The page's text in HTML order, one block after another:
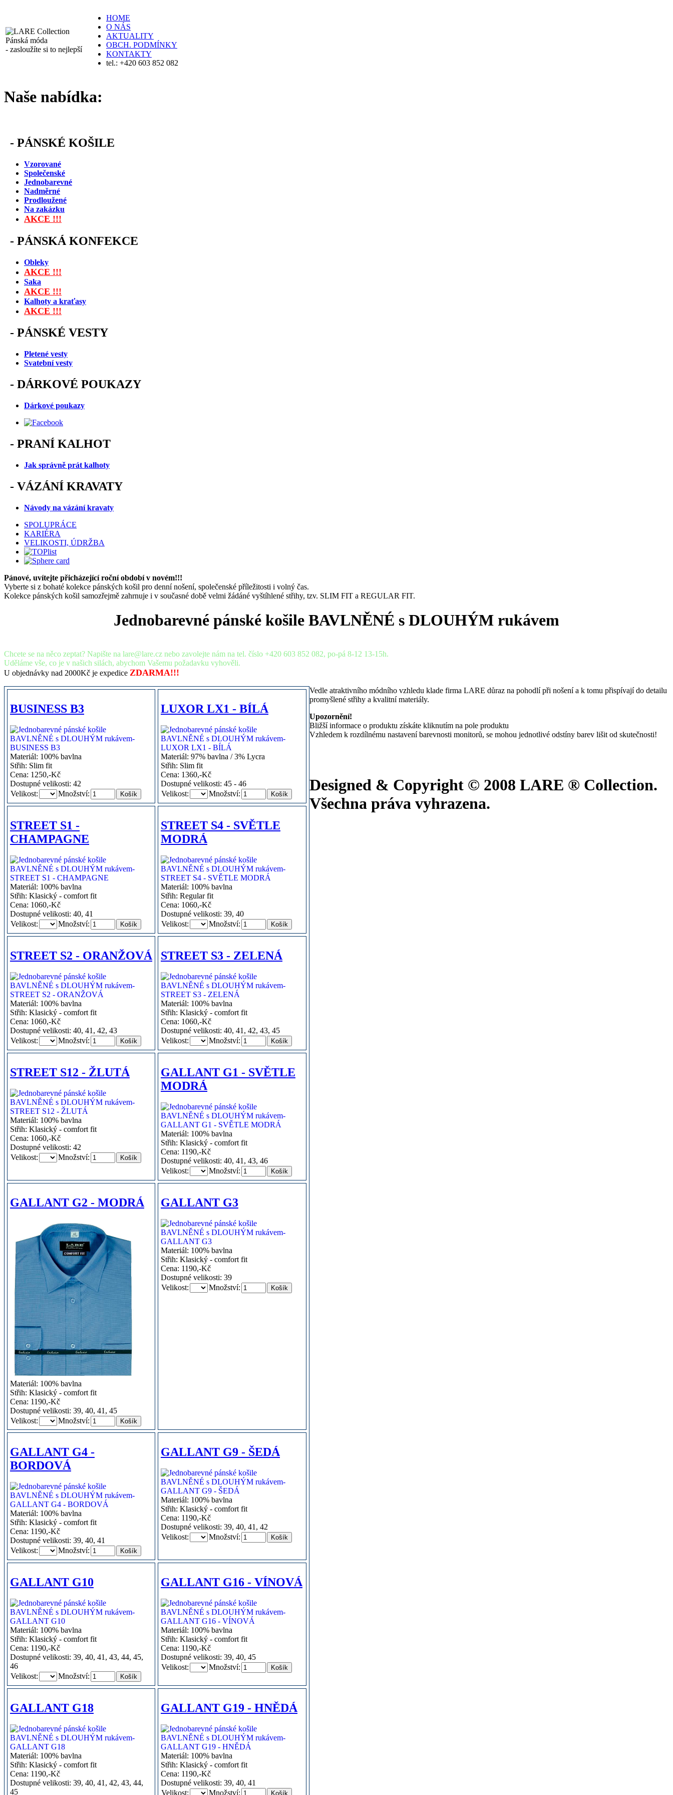
Pánská móda
- zasloužíte si to nejlepší
HOME
O NÁS
AKTUALITY
OBCH. PODMÍNKY
KONTAKTY
tel.: +420 603 852 082
Naše nabídka:
- PÁNSKÉ KOŠILE
Vzorované
Společenské
Jednobarevné
Nadměrné
Prodloužené
Na zakázku
AKCE !!!
- PÁNSKÁ KONFEKCE
Obleky
AKCE !!!
Saka
AKCE !!!
Kalhoty a kraťasy
AKCE !!!
- PÁNSKÉ VESTY
Pletené vesty
Svatební vesty
- DÁRKOVÉ POUKAZY
Dárkové poukazy
- PRANÍ KALHOT
Jak správně prát kalhoty
- VÁZÁNÍ KRAVATY
Návody na vázání kravaty
SPOLUPRÁCE
KARIÉRA
VELIKOSTI, ÚDRŽBA
Pánové, uvítejte přicházející roční období v novém!!!
Vyberte si z bohaté kolekce pánských košil pro denní nošení, společenské příležitosti i volný čas.
Kolekce pánských košil samozřejmě zahrnuje i v současné době velmi žádáné vyštíhlené střihy, tzv. SLIM FIT a REGULAR FIT.
Jednobarevné pánské košile BAVLNĚNÉ s DLOUHÝM rukávem
Chcete se na něco zeptat? Napište na lare@lare.cz nebo zavolejte nám na tel. číslo +420 603 852 082, po-pá 8-12 13-15h.
Uděláme vše, co je v našich silách, abychom Vašemu požadavku vyhověli.
U objednávky nad 2000Kč je expedice ZDARMA!!!
BUSINESS B3
Materiál: 100% bavlna
Střih: Slim fit
Cena: 1250,-Kč
Dostupné velikosti: 42
Velikost:
Množství:
LUXOR LX1 - BÍLÁ
Materiál: 97% bavlna / 3% Lycra
Střih: Slim fit
Cena: 1360,-Kč
Dostupné velikosti: 45 - 46
Velikost:
Množství:
STREET S1 -
CHAMPAGNE
Materiál: 100% bavlna
Střih: Klasický - comfort fit
Cena: 1060,-Kč
Dostupné velikosti: 40, 41
Velikost:
Množství:
STREET S4 - SVĚTLE
MODRÁ
Materiál: 100% bavlna
Střih: Regular fit
Cena: 1060,-Kč
Dostupné velikosti: 39, 40
Velikost:
Množství:
STREET S2 - ORANŽOVÁ
Materiál: 100% bavlna
Střih: Klasický - comfort fit
Cena: 1060,-Kč
Dostupné velikosti: 40, 41, 42, 43
Velikost:
Množství:
STREET S3 - ZELENÁ
Materiál: 100% bavlna
Střih: Klasický - comfort fit
Cena: 1060,-Kč
Dostupné velikosti: 40, 41, 42, 43, 45
Velikost:
Množství:
STREET S12 - ŽLUTÁ
Materiál: 100% bavlna
Střih: Klasický - comfort fit
Cena: 1060,-Kč
Dostupné velikosti: 42
Velikost:
Množství:
GALLANT G1 - SVĚTLE
MODRÁ
Materiál: 100% bavlna
Střih: Klasický - comfort fit
Cena: 1190,-Kč
Dostupné velikosti: 40, 41, 43, 46
Velikost:
Množství:
GALLANT G2 - MODRÁ
Materiál: 100% bavlna
Střih: Klasický - comfort fit
Cena: 1190,-Kč
Dostupné velikosti: 39, 40, 41, 45
Velikost:
Množství:
GALLANT G3
Materiál: 100% bavlna
Střih: Klasický - comfort fit
Cena: 1190,-Kč
Dostupné velikosti: 39
Velikost:
Množství:
GALLANT G4 -
BORDOVÁ
Materiál: 100% bavlna
Střih: Klasický - comfort fit
Cena: 1190,-Kč
Dostupné velikosti: 39, 40, 41
Velikost:
Množství:
GALLANT G9 - ŠEDÁ
Materiál: 100% bavlna
Střih: Klasický - comfort fit
Cena: 1190,-Kč
Dostupné velikosti: 39, 40, 41, 42
Velikost:
Množství:
GALLANT G10
Materiál: 100% bavlna
Střih: Klasický - comfort fit
Cena: 1190,-Kč
Dostupné velikosti: 39, 40, 41, 43, 44, 45,
46
Velikost:
Množství:
GALLANT G16 - VÍNOVÁ
Materiál: 100% bavlna
Střih: Klasický - comfort fit
Cena: 1190,-Kč
Dostupné velikosti: 39, 40, 45
Velikost:
Množství:
GALLANT G18
Materiál: 100% bavlna
Střih: Klasický - comfort fit
Cena: 1190,-Kč
Dostupné velikosti: 39, 40, 41, 42, 43, 44,
45
GALLANT G19 - HNĚDÁ
Materiál: 100% bavlna
Střih: Klasický - comfort fit
Cena: 1190,-Kč
Dostupné velikosti: 39, 40, 41
Velikost:
Množství:
Vedle atraktivního módního vzhledu klade firma LARE důraz na pohodlí při nošení a k tomu přispívají do detailu
promyšlené střihy a kvalitní materiály.
Upozornění!
Bližší informace o produktu získáte kliknutím na pole produktu
Vzhledem k rozdílnému nastavení barevnosti monitorů, se mohou jednotlivé odstíny barev lišit od skutečnosti!
Designed & Copyright © 2008 LARE ® Collection.
Všechna práva vyhrazena.